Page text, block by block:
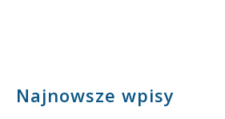
Najnowsze wpisy